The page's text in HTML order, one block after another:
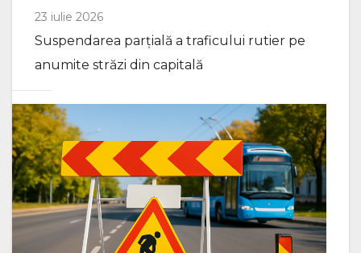
23 iulie 2026
Suspendarea parțială a traficului rutier pe
anumite străzi din capitală